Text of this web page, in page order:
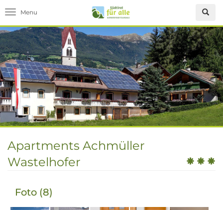
Toggle navigation
Apartments Achmüller
Wastelhofer
Foto (8)